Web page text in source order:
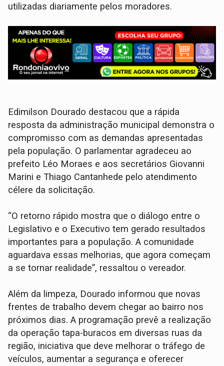
utilizadas diariamente pelos moradores.
Edimilson Dourado destacou que a rápida
resposta da administração municipal demonstra o
compromisso com as demandas apresentadas
pela população. O parlamentar agradeceu ao
prefeito Léo Moraes e aos secretários Giovanni
Marini e Thiago Cantanhede pelo atendimento
célere da solicitação.
“O retorno rápido mostra que o diálogo entre o
Legislativo e o Executivo tem gerado resultados
importantes para a população. A comunidade
aguardava essas melhorias, que agora começam
a se tornar realidade”, ressaltou o vereador.
Além da limpeza, Dourado informou que novas
frentes de trabalho devem chegar ao bairro nos
próximos dias. A programação prevê a realização
da operação tapa-buracos em diversas ruas da
região, iniciativa que deve melhorar o tráfego de
veículos, aumentar a segurança e oferecer